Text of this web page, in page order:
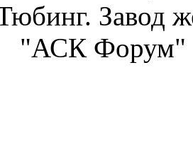
Завод
"АСК Форум"